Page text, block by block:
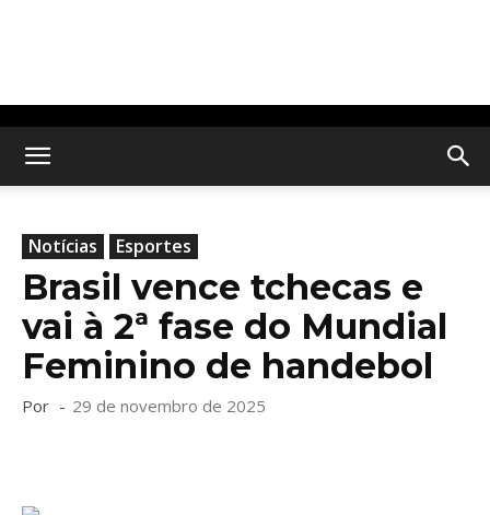
Notícias Esportes
Brasil vence tchecas e
vai à 2ª fase do Mundial
Feminino de handebol
Por - 29 de novembro de 2025